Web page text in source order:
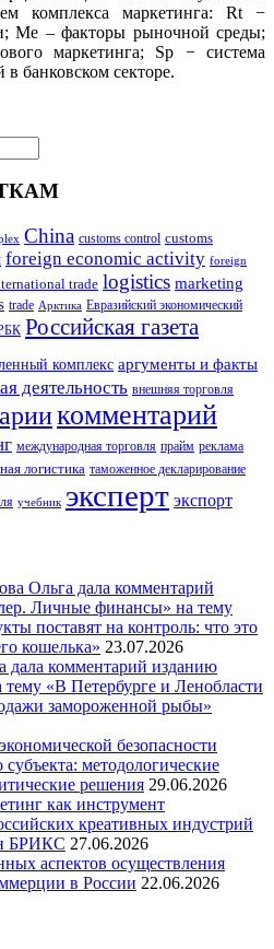
комплекса маркетинга: Rt −
Me – факторы рыночной среды;
маркетинга; Sp − система
банковском секторе.
China customs control customs
foreign economic activity foreign
trade logistics marketing
trade Арктика Евразийский экономический
Российская газета
комплекс аргументы и факты
деятельность внешняя торговля
комментарий
международная торговля прайм реклама
логистика таможенное декларирование
учебник эксперт экспорт
Ольга дала комментарий
Личные финансы» на тему
поставят на контроль: что это
кошелька» 23.07.2026
дала комментарий изданию
тему «В Петербурге и Ленобласти
замороженной рыбы»
безопасности
методологические
решения 29.06.2026
как инструмент
креативных индустрий
БРИКС 27.06.2026
аспектов осуществления
в России 22.06.2026